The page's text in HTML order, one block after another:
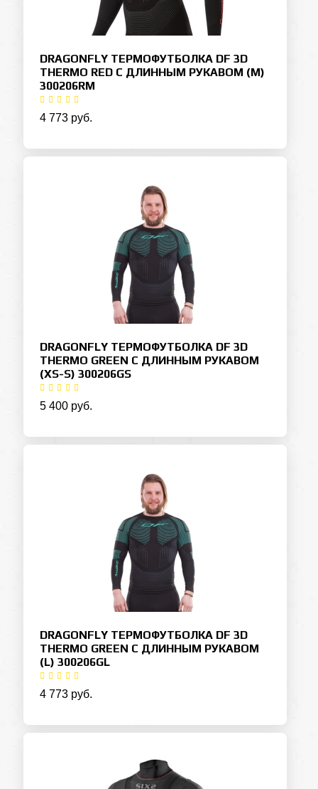
DRAGONFLY ТЕРМОФУТБОЛКА DF 3D
THERMO RED С ДЛИННЫМ РУКАВОМ (M)
300206RM
4 773 руб.
DRAGONFLY ТЕРМОФУТБОЛКА DF 3D
THERMO GREEN С ДЛИННЫМ РУКАВОМ
(XS-S) 300206GS
5 400 руб.
DRAGONFLY ТЕРМОФУТБОЛКА DF 3D
THERMO GREEN С ДЛИННЫМ РУКАВОМ
(L) 300206GL
4 773 руб.